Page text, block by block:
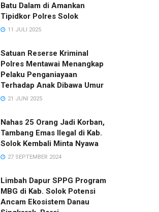
Batu Dalam di Amankan
Tipidkor Polres Solok
11 JULI 2025
Satuan Reserse Kriminal
Polres Mentawai Menangkap
Pelaku Penganiayaan
Terhadap Anak Dibawa Umur
21 JUNI 2025
Nahas 25 Orang Jadi Korban,
Tambang Emas Ilegal di Kab.
Solok Kembali Minta Nyawa
27 SEPTEMBER 2024
Limbah Dapur SPPG Program
MBG di Kab. Solok Potensi
Ancam Ekosistem Danau